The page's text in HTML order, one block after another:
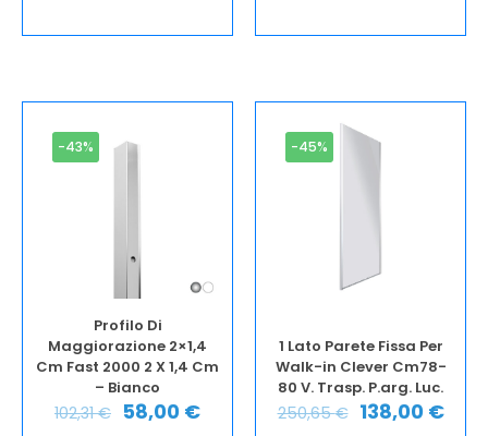
-43%
Profilo Di
Maggiorazione 2×1,4
Cm Fast 2000 2 X 1,4 Cm
– Bianco
102,31€ 58,00 €
-45%
1 Lato Parete Fissa Per
Walk-in Clever Cm78-
80 V. Trasp. P.arg. Luc.
250,65€ 138,00 €